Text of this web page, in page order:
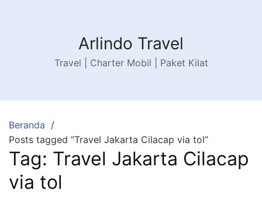
Arlindo Travel
Travel | Charter Mobil | Paket Kilat
Beranda
Posts tagged “Travel Jakarta Cilacap via tol”
Tag: Travel Jakarta Cilacap
via tol